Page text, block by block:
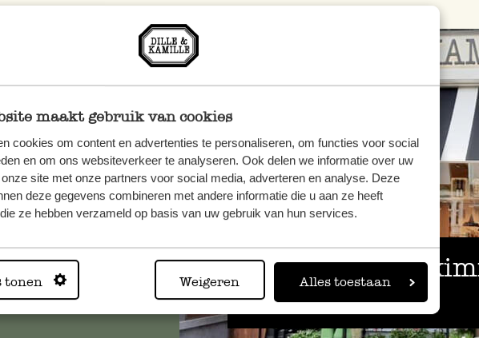
maakt gebruik van cookies
cookies om content en advertenties te personaliseren, om functies voor social
en om ons websiteverkeer te analyseren. Ook delen we informatie over uw
site met onze partners voor social media, adverteren en analyse. Deze
deze gegevens combineren met andere informatie die u aan ze heeft
ze hebben verzameld op basis van uw gebruik van hun services.
tonen Weigeren Alles toestaan
Toujours à
Voir les 62 magasins
veuillez